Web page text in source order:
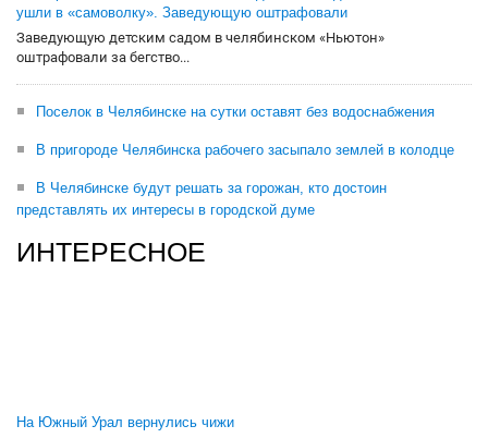
ушли в «самоволку». Заведующую оштрафовали
Заведующую детским садом в челябинском «Ньютон»
оштрафовали за бегство...
Поселок в Челябинске на сутки оставят без водоснабжения
В пригороде Челябинска рабочего засыпало землей в колодце
В Челябинске будут решать за горожан, кто достоин
представлять их интересы в городской думе
ИНТЕРЕСНОЕ
На Южный Урал вернулись чижи